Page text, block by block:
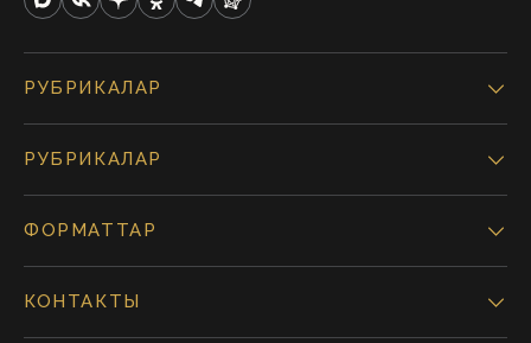
РУБРИКАЛАР
РУБРИКАЛАР
ФОРМАТТАР
КОНТАКТЫ